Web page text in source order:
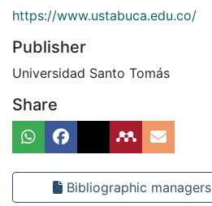
https://www.ustabuca.edu.co/
Publisher
Universidad Santo Tomás
Share
Bibliographic managers